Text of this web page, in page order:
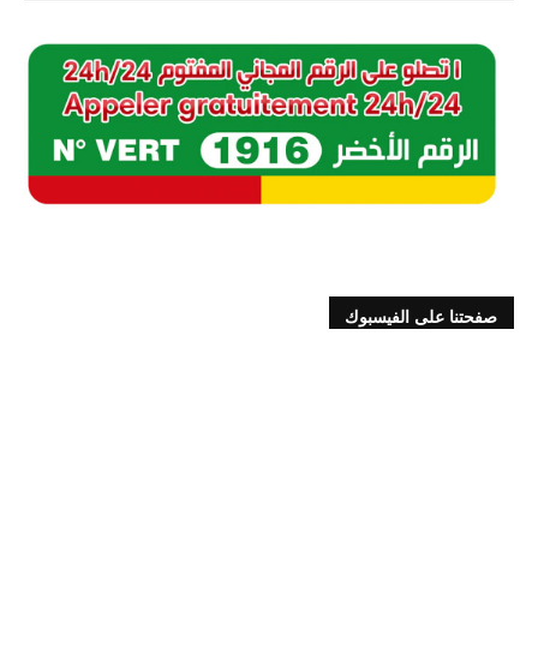
صفحتنا على الفيسبوك